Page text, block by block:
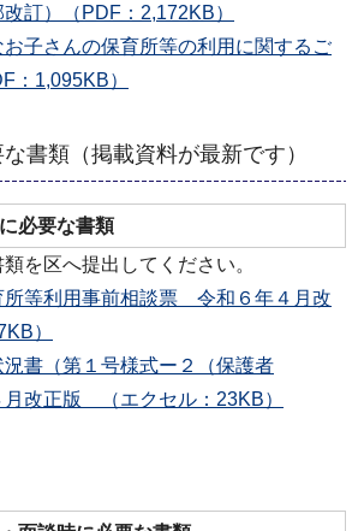
改訂）（PDF：2,172KB）
子さんの保育所等の利用に関するご
：1,095KB）
書類（掲載資料が最新です）
必要な書類
を区へ提出してください。
所等利用事前相談票 令和６年４月改
）
書（第１号様式ー２（保護者
改正版 （エクセル：23KB）